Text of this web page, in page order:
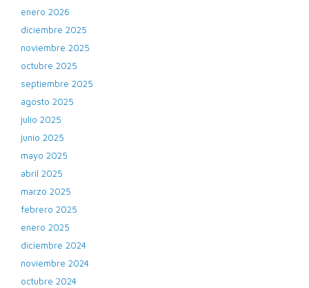
enero 2026
diciembre 2025
noviembre 2025
octubre 2025
septiembre 2025
agosto 2025
julio 2025
junio 2025
mayo 2025
abril 2025
marzo 2025
febrero 2025
enero 2025
diciembre 2024
noviembre 2024
octubre 2024